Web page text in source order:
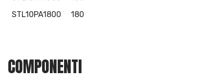
STL10PA1800
180
COMPONENTI